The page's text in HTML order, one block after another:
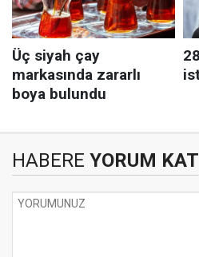
HABERE YORUM KAT